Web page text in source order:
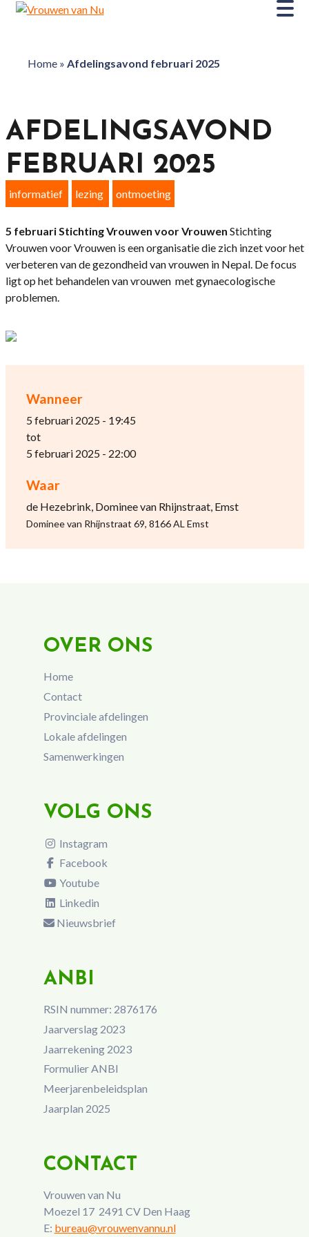
Home» Afdelingsavond februari 2025
Wanneer
5 februari 2025 - 19:45
tot
5 februari 2025 - 22:00
Waar
de Hezebrink, Dominee van Rhijnstraat, Emst
Dominee van Rhijnstraat 69, 8166 AL Emst
AFDELINGSAVOND
FEBRUARI 2025
informatief lezing ontmoeting
5 februari Stichting Vrouwen voor Vrouwen Stichting
Vrouwen voor Vrouwen is een organisatie die zich inzet voor het
verbeteren van de gezondheid van vrouwen in Nepal. De focus
ligt op het behandelen van vrouwen met gynaecologische
problemen.
OVER ONS
Home
Contact
Provinciale afdelingen
Lokale afdelingen
Samenwerkingen
VOLG ONS
Instagram
Facebook
Youtube
Linkedin
Nieuwsbrief
ANBI
RSIN nummer: 2876176
Jaarverslag 2023
Jaarrekening 2023
Formulier ANBI
Meerjarenbeleidsplan
Jaarplan 2025
CONTACT
Vrouwen van Nu
Moezel 17 2491 CV Den Haag
E: bureau@vrouwenvannu.nl